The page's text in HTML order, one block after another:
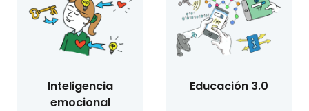
Inteligencia
emocional
Educación 3.0